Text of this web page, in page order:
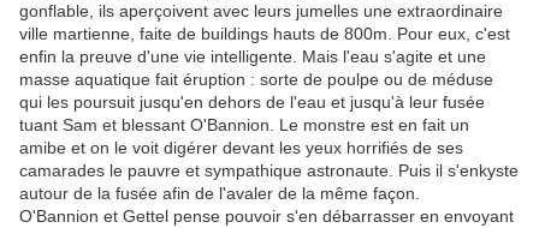
gonflable, ils aperçoivent avec leurs jumelles une extraordinaire
ville martienne, faite de buildings hauts de 800m. Pour eux, c'est
enfin la preuve d'une vie intelligente. Mais l'eau s'agite et une
masse aquatique fait éruption : sorte de poulpe ou de méduse
qui les poursuit jusqu'en dehors de l'eau et jusqu'à leur fusée
tuant Sam et blessant O'Bannion. Le monstre est en fait un
amibe et on le voit digérer devant les yeux horrifiés de ses
camarades le pauvre et sympathique astronaute. Puis il s'enkyste
autour de la fusée afin de l'avaler de la même façon.
O'Bannion et Gettel pense pouvoir s'en débarrasser en envoyant